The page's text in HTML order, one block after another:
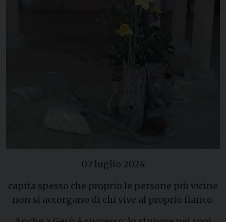
07 luglio 2024
capita spesso che proprio le persone più vicine
non si accorgano di chi vive al proprio fianco.